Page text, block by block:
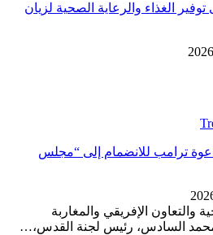
الغذاء والرعاية الصحية لزيان
ترامب للانضمام إلى “مجلس
والتعاون الإفريقي والمغاربة
محمد السادس، رئيس لجنة القدس،…